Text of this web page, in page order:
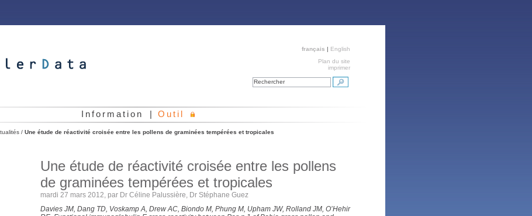
français | English
Plan du site
imprimer
Rechercher
Information | Outil
/ Une étude de réactivité croisée entre les pollens de graminées tempérées et tropicales
Une étude de réactivité croisée entre les pollens
de graminées tempérées et tropicales
mardi 27 mars 2012, par Dr Céline Palussière, Dr Stéphane Guez
Davies JM, Dang TD, Voskamp A, Drew AC, Biondo M, Phung M, Upham JW, Rolland JM, O’Hehir